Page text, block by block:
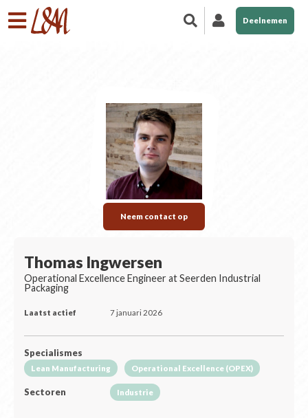
Deelnemen
Neem contact op
Thomas Ingwersen
Operational Excellence Engineer at Seerden Industrial
Packaging
Laatst actief 7 januari 2026
Specialismes
Lean Manufacturing Operational Excellence (OPEX)
Sectoren Industrie